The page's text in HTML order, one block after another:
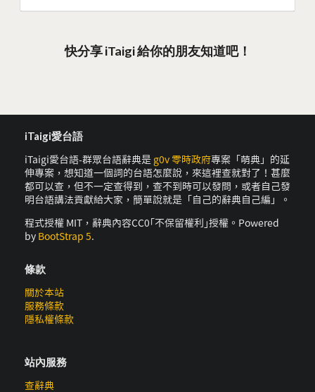
快分享 iTaigi 給你的朋友知道吧！
iTaigi愛台語
iTaigi愛台語-群眾台語辭典是 g0v 零時政府專案「萌典」的延
伸專案，想知道一個詞的台語怎麼說，來這裡查就對了！甚麼
都可以查，但不一定查得到，查不到時可以發問，或者自己發
明台語講法貢獻給大家，簡單說就是「自己的辭典自己編」。
程式授權 MIT，辭典內容CC0｢不保留權利｣授權。Powered
by BootStrap 5.
條款
關於本站
服務條款
隱私權條款
站內服務
查辭典